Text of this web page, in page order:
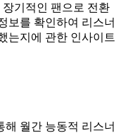
기적인 팬으로 전환
보를 확인하여 리스너
는지에 관한 인사이트
해 월간 능동적 리스너